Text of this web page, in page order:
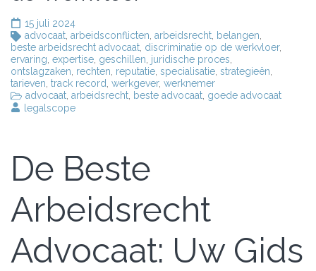
15 juli 2024
advocaat arbeidsconflicten arbeidsrecht belangen
beste arbeidsrecht advocaat discriminatie op de werkvloer,
ervaring expertise geschillen juridische proces
ontslagzaken rechten reputatie specialisatie strategieën
tarieven track record werkgever, werknemer
advocaat arbeidsrecht beste advocaat goede advocaat
legalscope
De Beste
Arbeidsrecht
Advocaat: Uw Gids